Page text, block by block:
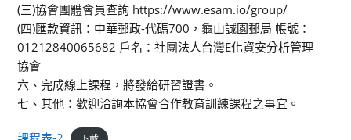
(三)協會團體會員查詢 https://www.esam.io/group/
(四)匯款資訊：中華郵政-代碼700，龜山誠園郵局 帳號：
01212840065682 戶名：社團法人台灣E化資安分析管理
協會
六、完成線上課程，將發給研習證書。
七、其他：歡迎洽詢本協會合作教育訓練課程之事宜。